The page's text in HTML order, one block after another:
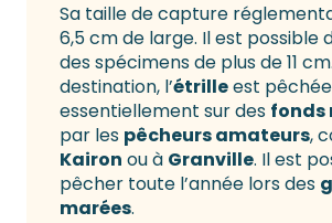
Sa taille de capture
6,5 cm de large. Il est possible
des spécimens de plus de 11
destination, l’étrilleest pêchée
essentiellement sur des fonds
par les pêcheurs amateurs,
Kairon ou à Granville. Il est
pêcher toute l’année lors des
marées.